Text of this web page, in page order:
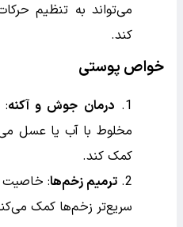
می‌تواند به تنظیم
کند.
خواص پوستی
درمان جوش و آکنه:
مخلوط با آب یا عسل
کمک کند.
ترمیم زخم‌ها: خاصیت
سریع‌تر زخم‌ها کمک